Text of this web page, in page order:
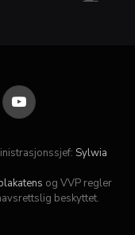
YouTube
Sylwia
og VVP regler
beskyttet.